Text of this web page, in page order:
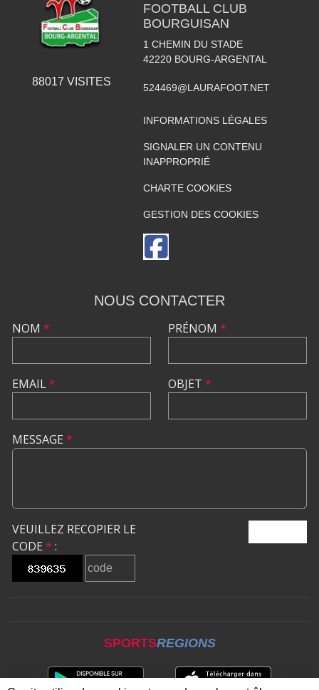
88017 VISITES
FOOTBALL CLUB
BOURGUISAN
1 CHEMIN DU STADE
42220 BOURG-ARGENTAL
524469@LAURAFOOT.NET
INFORMATIONS LÉGALES
SIGNALER UN CONTENU
INAPPROPRIÉ
CHARTE COOKIES
GESTION DES COOKIES
NOUS CONTACTER
NOM *
EMAIL*
PRÉNOM *
OBJET *
MESSAGE *
VEUILLEZ RECOPIER LE
CODE * :
SPORTSREGIONS